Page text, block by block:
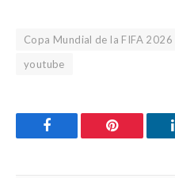
Copa Mundial de la FIFA 2026
youtube
Facebook Pinterest